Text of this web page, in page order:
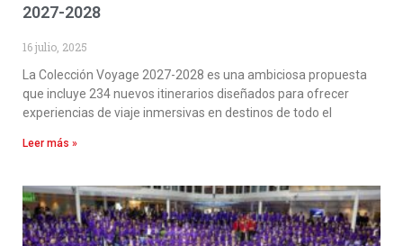
2027-2028
16 julio, 2025
La Colección Voyage 2027-2028 es una ambiciosa propuesta
que incluye 234 nuevos itinerarios diseñados para ofrecer
experiencias de viaje inmersivas en destinos de todo el
Leer más »